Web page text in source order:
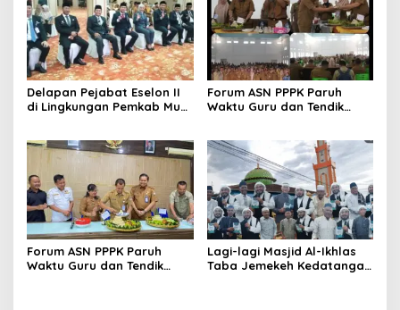
Delapan Pejabat Eselon II
di Lingkungan Pemkab Musi
Forum ASN PPPK Paruh
Waktu Guru dan Tendik
Disdikbud Lubuk Linggau
Forum ASN PPPK Paruh
Waktu Guru dan Tendik
Lagi-lagi Masjid Al-Ikhlas
Taba Jemekeh Kedatangan